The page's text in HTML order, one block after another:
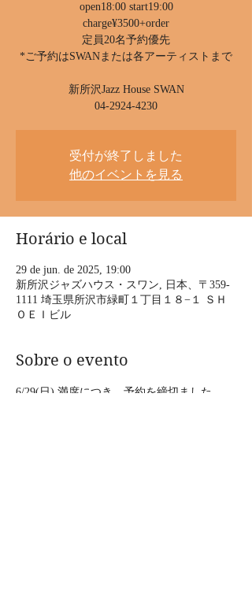
open18:00 start19:00
charge¥3500+order
定員20名予約優先
*ご予約はSWANまたは各アーティストまで
新所沢Jazz House SWAN
04-2924-4230
受付が終了しました
他のイベントを見る
Horário e local
29 de jun. de 2025, 19:00
新所沢ジャズハウス・スワン, 日本、〒359-
1111 埼玉県所沢市緑町１丁目１８−１ ＳＨ
ＯＥＩビル
Sobre o evento
6/29(日) 満席につき、予約を締切ました。